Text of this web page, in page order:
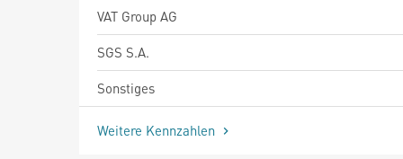
VAT Group AG
SGS S.A.
Sonstiges
Weitere Kennzahlen